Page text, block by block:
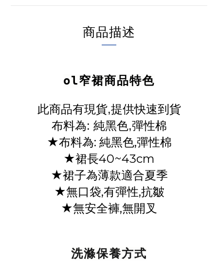
商品描述
ol窄裙商品特色
此商品有現貨,提供快速到貨
布料為: 純黑色,彈性棉
★布料為: 純黑色,彈性棉
★裙長40~43cm
★裙子為薄款適合夏季
★無口袋,有彈性,抗皺
★無安全褲,無開叉
洗滌保養方式